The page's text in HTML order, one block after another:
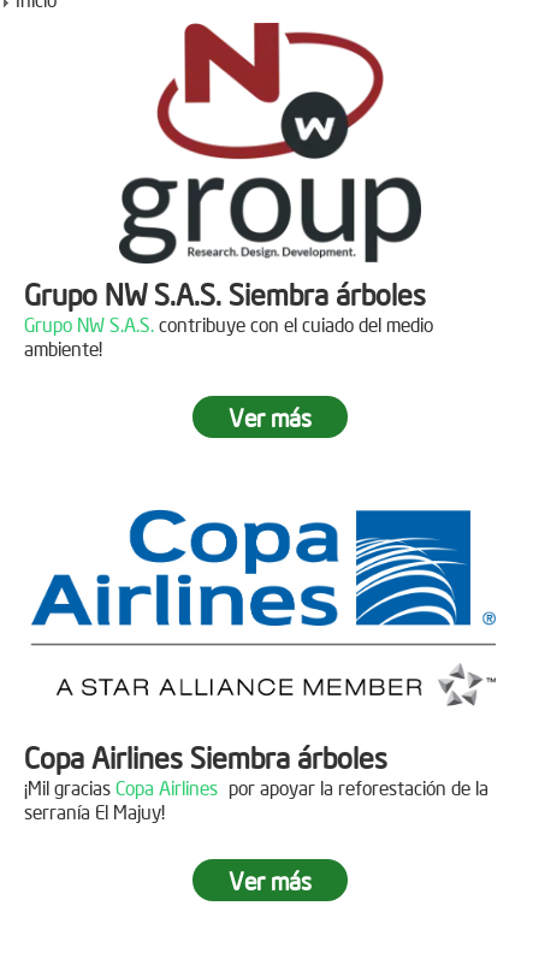
Grupo NW S.A.S. Siembra árboles
Grupo NW S.A.S. contribuye con el cuiado del medio
ambiente!
Jornada de reforestación
15 personas
Ver más
Copa Airlines Siembra árboles
¡Mil gracias Copa Airlines por apoyar la reforestación de la
serranía El Majuy!
Siembra en el Páramo Aguas Vivas
Ver más